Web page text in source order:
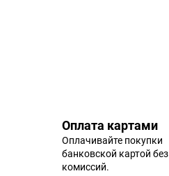
Оплата картами
Оплачивайте покупки
банковской картой без
комиссий.